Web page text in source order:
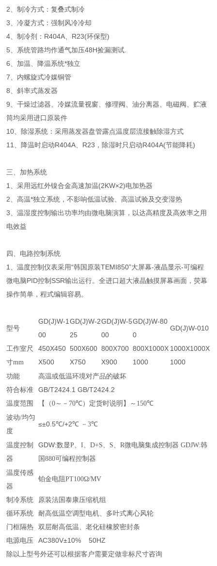
2、制冷方式：复叠式制冷
3、冷凝方式：强制风冷冷却
4、制冷剂：R404A、R23(环保型)
5、系统管路均作通气加压48H捡漏测试.
6、加温、降温系统*独立
7、内螺旋式冷媒铜管
8、斜率式蒸发器
9、干燥过滤器、冷媒流量视窗、修理阀、油分离器、电磁阀、贮液
筒均采用进口原装件
10、除湿系统：采用蒸发器盘管露点温度层流接触除湿方式
11、降温时启动R404A、R23，除湿时只启动R404A(节能降耗)
三、加热系统
1、采用远红外镍合金高速加温(2KW×2)电加热器
2、高温*独立系统，不影响低温试验、高温试验及交变湿热
3、温湿度控制输出功率均由微电脑演算，以达高精度及高效率之用
电效益
四、电路控制系统
1、温度控制仪表采用“韩国原装TEMI850”大屏幕-液晶显示-可编程
微电脑PID控制SSR输出运行。全进口超大液晶触摸屏幕画面，荧幕
操作简单，程式编辑容易。
型号
GD(J)W-1
00
GD(J)W-2
25
GD(J)W-5
00
GD(J)W-80
0
GD(J)W-010
工作室尺
寸mm
450X450
X500
500X600
X750
800X700
X900
800X1000X
1000
1000X1000X
1000
功能
高温或低温环境对产品的破坏
符合标准
GB/T2424.1 GB/T2424.2
温度范围
【（0 ～－ 70℃）定货时说明】～ 150℃
波动/均匀
度
≤±0.5℃/+2℃ －3℃
温度控制
器
GDW:数显P、I、D+S、 S、R微电脑集成控制器GDJW:韩
国880可编程控制器
温度传感
器
铂金电阻PT100Ω/MV
制冷系统
原装法国泰康压缩机组
循环系统
耐高低温空调型电机、多叶式离心风轮
门框隔热
双层耐高低温、老化硅橡胶密封条
电源电压
AC380V±10% 50HZ
除以上型号外还可以根据客户需要定做非标尺寸咨询